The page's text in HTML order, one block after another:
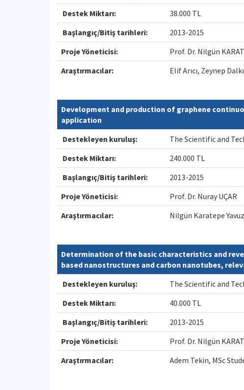
Destek Miktarı:
38.000 TL
Başlangıç/Bitiş tarihleri:
2013-2015
Proje Yöneticisi:
Prof. Dr. Nilgün
Araştırmacılar:
Elif Arıcı, Zeynep
Development and production of graphene
application
Destekleyen kuruluş:
The Scientific and
Destek Miktarı:
240.000 TL
Başlangıç/Bitiş tarihleri:
2013-2015
Proje Yöneticisi:
Prof. Dr. Nuray UÇAR
Araştırmacılar:
Nilgün Karatepe
Determination of the basic characteristics and
based nanostructures and carbon nanotubes,
Destekleyen kuruluş:
The Scientific and
Destek Miktarı:
40.000 TL
Başlangıç/Bitiş tarihleri:
2013-2015
Proje Yöneticisi:
Prof. Dr. Nilgün
Araştırmacılar:
Adem Tekin, MSc